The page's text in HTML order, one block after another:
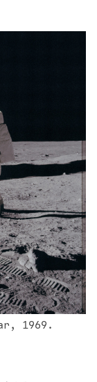
1969.